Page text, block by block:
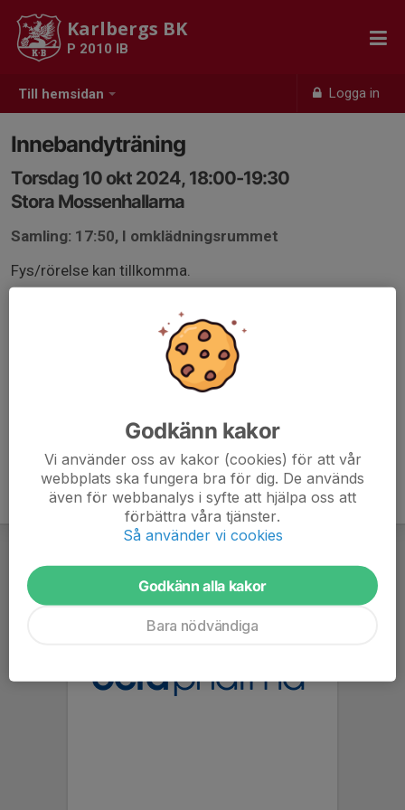
Till hemsidan Logga in
Karlbergs BK
P 2010 IB
Innebandyträning
Torsdag 10 okt 2024, 18:00-19:30
Stora Mossenhallarna
Samling: 17:50, I omklädningsrummet
Fys/rörelse kan tillkomma.
Godkänn kakor
Vi använder oss av kakor (cookies) för att vår
webbplats ska fungera bra för dig. De används
även för webbanalys i syfte att hjälpa oss att
förbättra våra tjänster.
Så använder vi cookies
Godkänn alla kakor
Bara nödvändiga